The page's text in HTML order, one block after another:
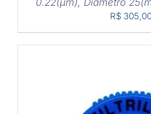
0.22(μm), Diâmetro
R$